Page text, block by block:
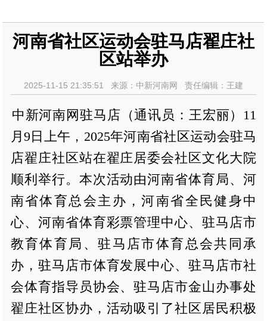
河南省社区运动会驻马店翟庄社
区站举办
2025-11-15 21:35:51 来源：中新河南网 责任编辑：王建
中新河南网驻马店（通讯员：王宏丽）11
月9日上午，2025年河南省社区运动会驻马
店翟庄社区站在翟庄居委会社区文化大院
顺利举行。本次活动由河南省体育局、河
南省体育总会主办，河南省全民健身中
心、河南省体育彩票管理中心、驻马店市
教育体育局、驻马店市体育总会共同承
办，驻马店市体育发展中心、驻马店市社
会体育指导员协会、驻马店市金山办事处
翟庄社区协办，活动吸引了社区居民积极